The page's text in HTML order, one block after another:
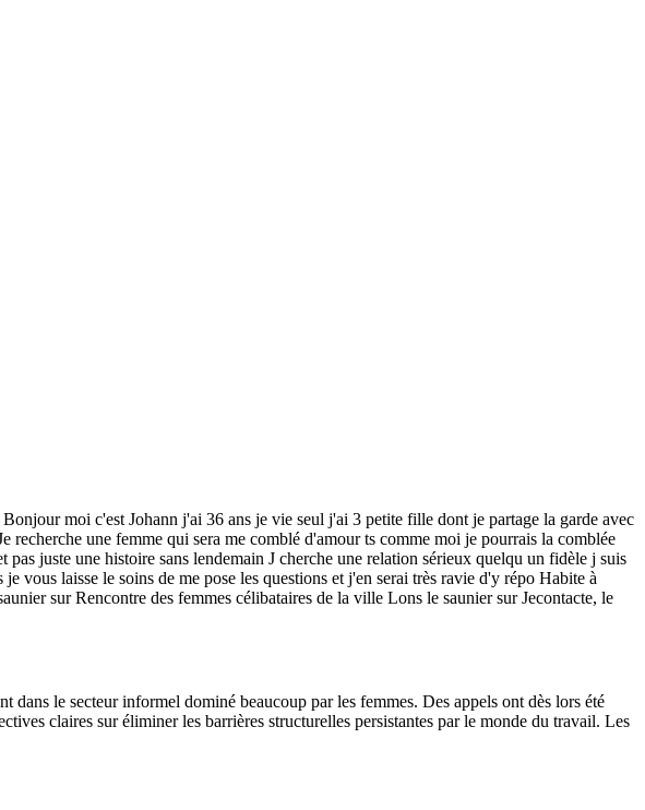
moi c'est Johann j'ai 36 ans je vie seul j'ai 3 petite fille dont je partage la garde avec
une femme qui sera me comblé d'amour ts comme moi je pourrais la comblée
juste une histoire sans lendemain J cherche une relation sérieux quelqu un fidèle j suis
laisse le soins de me pose les questions et j'en serai très ravie d'y répo Habite à
sur Rencontre des femmes célibataires de la ville Lons le saunier sur Jecontacte, le
dans le secteur informel dominé beaucoup par les femmes. Des appels ont dès lors été
claires sur éliminer les barrières structurelles persistantes par le monde du travail. Les